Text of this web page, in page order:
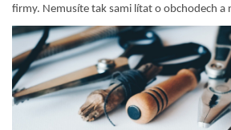
firmy. Nemusíte tak sami lítat o obchodech a